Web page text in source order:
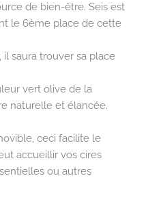
de bien-être. Seis est
le 6ème place de cette
saura trouver sa place
vert olive de la
naturelle et élancée.
ceci facilite le
accueillir vos cires
ou autres